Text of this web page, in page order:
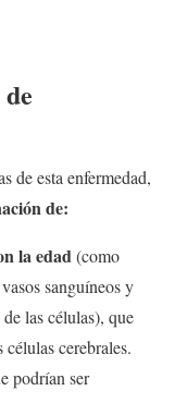
de esta enfermedad,
de:
la edad(como
sanguíneos y
las células), que
cerebrales.
podrían ser